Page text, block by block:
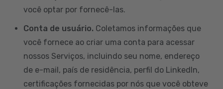
você optar por fornecê-las.
Conta de usuário. Coletamos informações que
você fornece ao criar uma conta para acessar
nossos Serviços, incluindo seu nome, endereço
de e-mail, país de residência, perfil do LinkedIn,
certificações fornecidas por nós que você obteve